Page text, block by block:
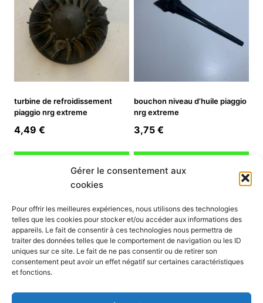
Gérer le consentement aux
cookies
Pour offrir les meilleures expériences, nous utilisons des technologies
telles que les cookies pour stocker et/ou accéder aux informations des
appareils. Le fait de consentir à ces technologies nous permettra de
traiter des données telles que le comportement de navigation ou les ID
uniques sur ce site. Le fait de ne pas consentir ou de retirer son
consentement peut avoir un effet négatif sur certaines caractéristiques
et fonctions.
turbine de refroidissement
piaggio nrg extreme
4,49 €
bouchon niveau d’huile piaggio
nrg extreme
3,75 €
INFORMATION
Mon compte
Nous contacter
Mode paiement
Nos services
Politique de confidentialité